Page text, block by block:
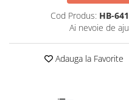
Cod Produs: HB-
Ai nevoie de
Adauga la Favorite